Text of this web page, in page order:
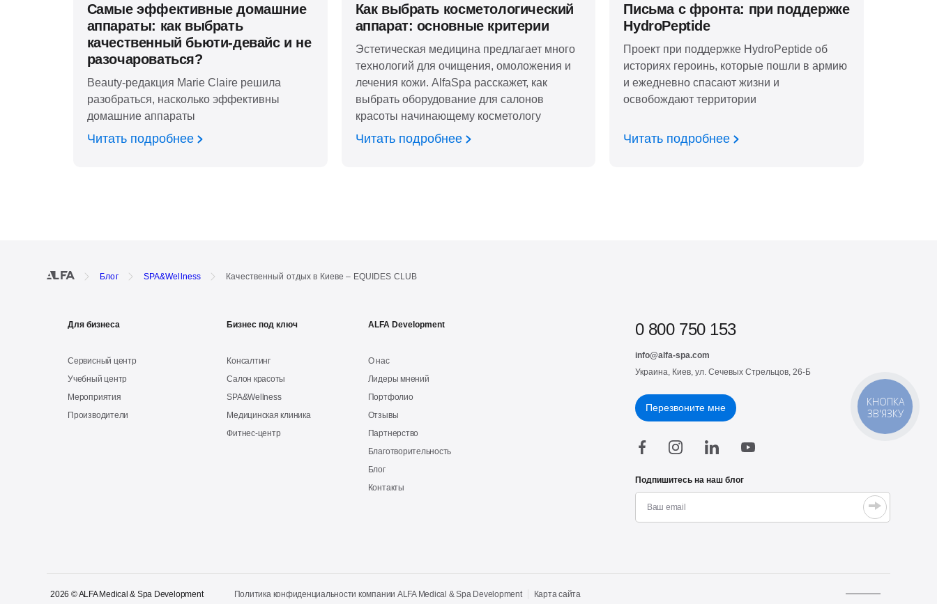
Самые эффективные домашние
аппараты: как выбрать
качественный бьюти-девайс и не
разочароваться?
Beauty-редакция Marie Claire решила
разобраться, насколько эффективны
домашние аппараты
Читать подробнее
Как выбрать косметологический
аппарат: основные критерии
Эстетическая медицина предлагает много
технологий для очищения, омоложения и
лечения кожи. AlfaSpa расскажет, как
выбрать оборудование для салонов
красоты начинающему косметологу
Читать подробнее
Письма с фронта: при поддержке
HydroPeptide
Проект при поддержке HydroPeptide об
историях героинь, которые пошли в армию
и ежедневно спасают жизни и
освобождают территории
Читать подробнее
Блог SPA&Wellness Качественный отдых в Киеве – EQUIDES CLUB
Для бизнеса
Сервисный центр
Учебный центр
Мероприятия
Производители
Бизнес под ключ
Консалтинг
Салон красоты
SPA&Wellness
Медицинская клиника
Фитнес-центр
ALFA Development
О нас
Лидеры мнений
Портфолио
Отзывы
Партнерство
Благотворительность
Блог
Контакты
0 800 750 153
info@alfa-spa.com
Украина, Киев, ул. Сечевых Стрельцов, 26-Б
Перезвоните мне
Подпишитесь на наш блог
2026 © ALFA Medical & Spa Development Политика конфиденциальности компании ALFA Medical & Spa Development Карта сайта
КНОПКА
ЗВ'ЯЗКУ